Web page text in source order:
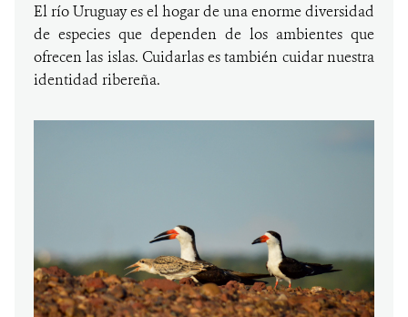
El río Uruguay es el hogar de una enorme diversidad
de especies que dependen de los ambientes que
ofrecen las islas. Cuidarlas es también cuidar nuestra
identidad ribereña.